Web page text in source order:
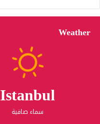
Weather
Istanbul
سماء صافية